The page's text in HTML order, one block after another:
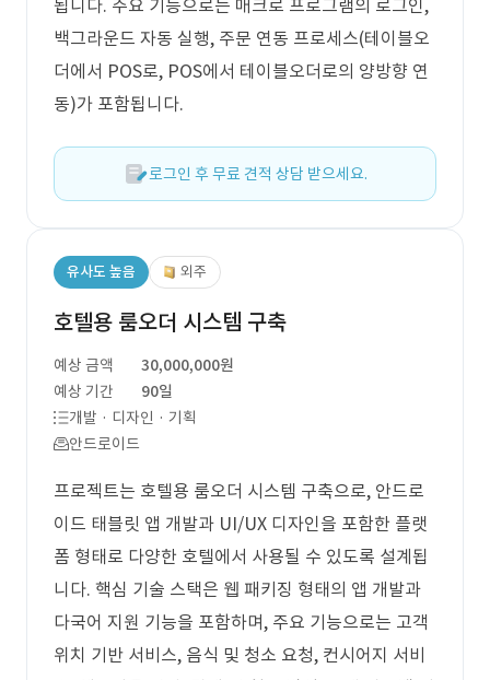
됩니다. 주요 기능으로는 매크로 프로그램의 로그인,
백그라운드 자동 실행, 주문 연동 프로세스(테이블오
더에서 POS로, POS에서 테이블오더로의 양방향 연
동)가 포함됩니다.
로그인 후 무료 견적 상담 받으세요.
유사도 높음 외주
호텔용 룸오더 시스템 구축
예상 금액
30,000,000원
예상 기간
90일
개발 · 디자인 · 기획
안드로이드
프로젝트는 호텔용 룸오더 시스템 구축으로, 안드로
이드 태블릿 앱 개발과 UI/UX 디자인을 포함한 플랫
폼 형태로 다양한 호텔에서 사용될 수 있도록 설계됩
니다. 핵심 기술 스택은 웹 패키징 형태의 앱 개발과
다국어 지원 기능을 포함하며, 주요 기능으로는 고객
위치 기반 서비스, 음식 및 청소 요청, 컨시어지 서비